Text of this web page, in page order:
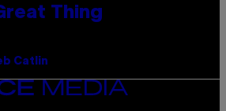
Thing
Catlin